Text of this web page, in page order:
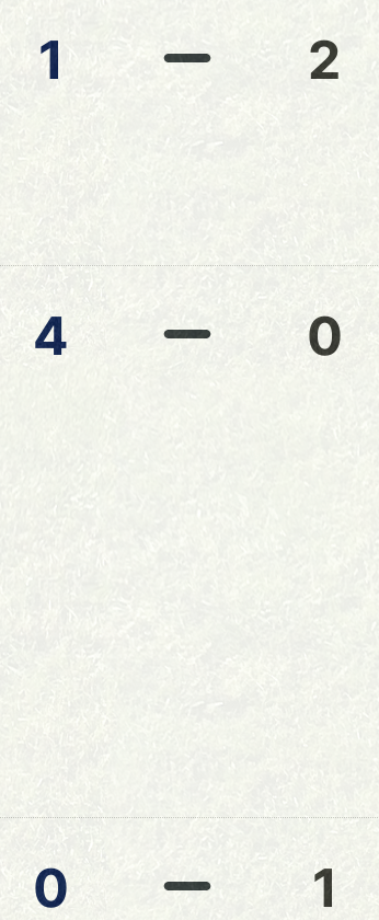
1 2
4 0
0 1